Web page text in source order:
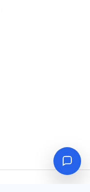
Перейти